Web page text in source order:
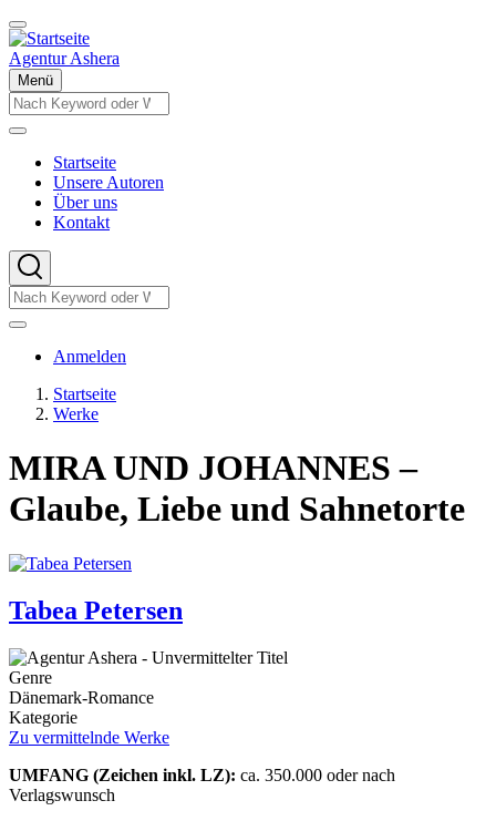
Direkt
zum
Inhalt
Agentur Ashera
Menü
Suche
Suche
Hauptnavigation
Startseite
Unsere Autoren
Über uns
Kontakt
Suche
Suche
Benutzermenü
Anmelden
Pfadnavigation
Startseite
Werke
MIRA UND JOHANNES –
Glaube, Liebe und Sahnetorte
Tabea Petersen
Genre
Dänemark-Romance
Kategorie
Zu vermittelnde Werke
UMFANG (Zeichen inkl. LZ): ca. 350.000 oder nach
Verlagswunsch